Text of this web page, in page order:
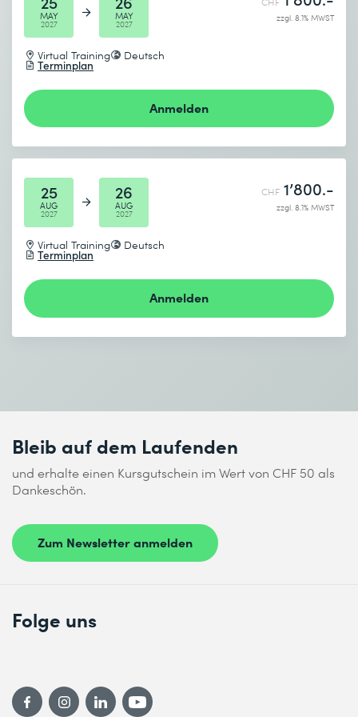
MAY
2027
MAY
2027
Virtual Training Deutsch
Terminplan
zzgl. 8.1% MWST
Anmelden
25
AUG
2027
26
AUG
2027
Virtual Training Deutsch
Terminplan
CHF 1’800.-
zzgl. 8.1% MWST
Anmelden
Bleib auf dem Laufenden
und erhalte einen Kursgutschein im Wert von CHF 50 als
Dankeschön.
Zum Newsletter anmelden
Folge uns